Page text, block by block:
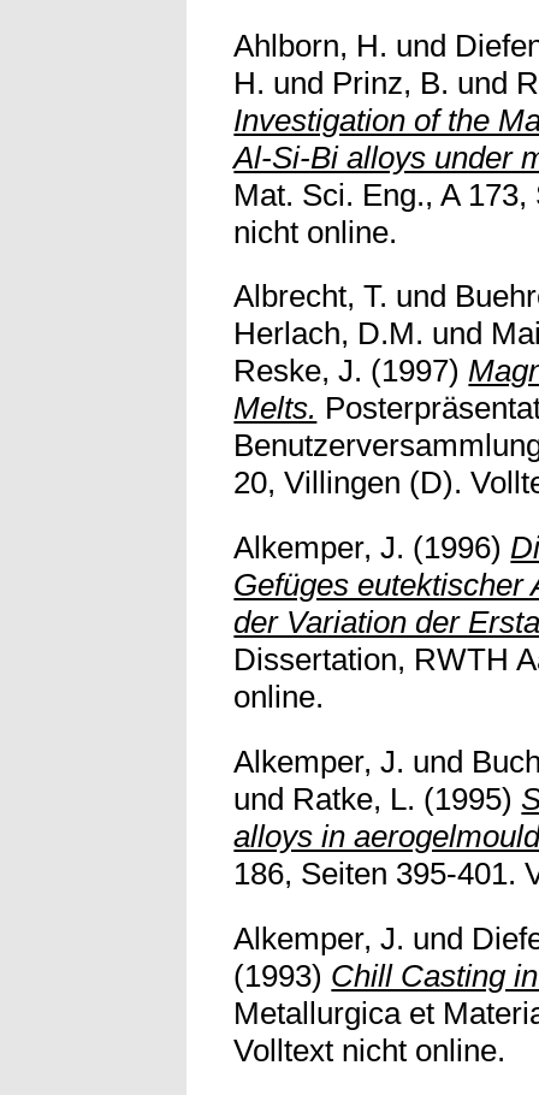
Ahlborn, H. und
H. und Prinz, B. und
Investigation of the
Al-Si-Bi alloys under
Mat. Sci. Eng., A
nicht online.
Albrecht, T. und
Herlach, D.M. und
Reske, J. (1997)
Melts.
20, Villingen (D).
Alkemper, J. (1996)
Gefüges eutektischer
der Variation der
Dissertation, RWTH
online.
Alkemper, J. und
und Ratke, L. (1995)
alloys in
186, Seiten 395-401.
Alkemper, J. und
(1993) Chill Casting
Metallurgica et
Volltext nicht online.